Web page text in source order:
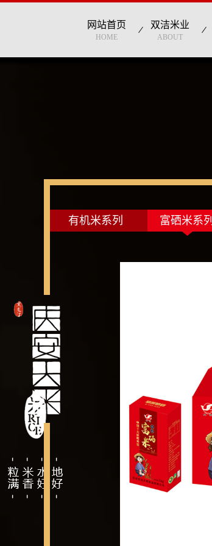
网站首页
HOME
双洁米业
ABOUT
有机米系列 富硒米系列